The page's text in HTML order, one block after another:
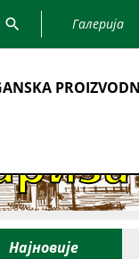
Галерија
Најновије